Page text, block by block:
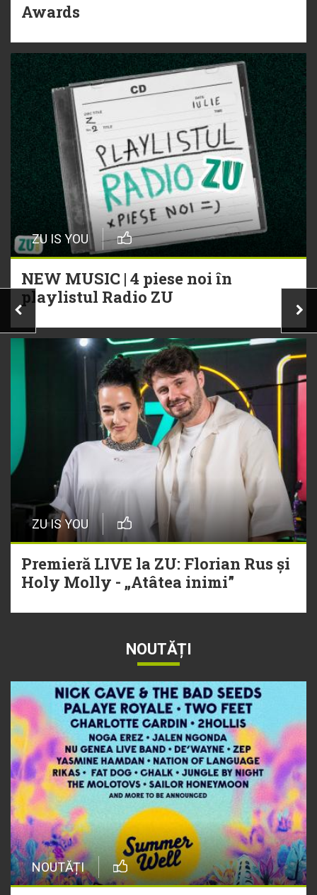
Awards
ZU IS YOU
NEW MUSIC | 4 piese noi în
playlistul Radio ZU
ZU IS YOU
Premieră LIVE la ZU: Florian Rus și
Holy Molly - „Atâtea inimi”
NOUTĂȚI
NOUTĂȚI